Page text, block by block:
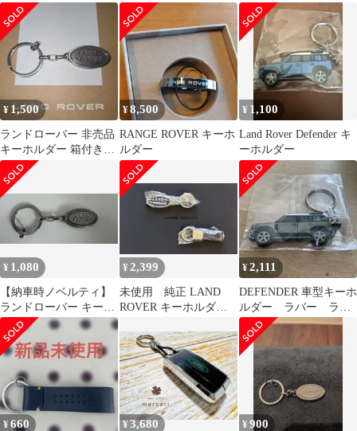
¥ 1,500
ランドローバー 非売品
キーホルダー 箱付き
LAND ROVER
¥8,500
RANGE ROVER キーホ
ルダー
¥ 1,100
Land Rover Defender キ
ーホルダー
¥ 1,080
【納車時ノベルティ】
ランドローバー キーホ
ルダー LAND ROVER
¥ 2,399
未使用 純正 LAND
ROVER キーホルダー
¥2,111
DEFENDER 車型キーホ
ルダー ラバー ラン
ドローバー
¥660 ¥3,680 ¥900